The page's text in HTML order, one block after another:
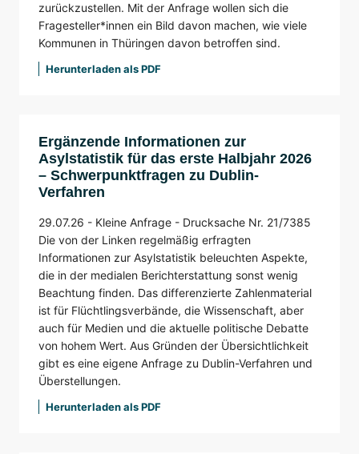
zurückzustellen. Mit der Anfrage wollen sich die
Fragesteller*innen ein Bild davon machen, wie viele
Kommunen in Thüringen davon betroffen sind.
Herunterladen als PDF
Ergänzende Informationen zur
Asylstatistik für das erste Halbjahr 2026
– Schwerpunktfragen zu Dublin-
Verfahren
29.07.26 - Kleine Anfrage - Drucksache Nr. 21/7385
Die von der Linken regelmäßig erfragten
Informationen zur Asylstatistik beleuchten Aspekte,
die in der medialen Berichterstattung sonst wenig
Beachtung finden. Das differenzierte Zahlenmaterial
ist für Flüchtlingsverbände, die Wissenschaft, aber
auch für Medien und die aktuelle politische Debatte
von hohem Wert. Aus Gründen der Übersichtlichkeit
gibt es eine eigene Anfrage zu Dublin-Verfahren und
Überstellungen.
Herunterladen als PDF